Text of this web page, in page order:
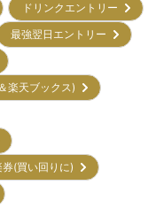
ドリンクエントリー
最強翌日エントリー
楽天ブックス)
券(買い回りに)